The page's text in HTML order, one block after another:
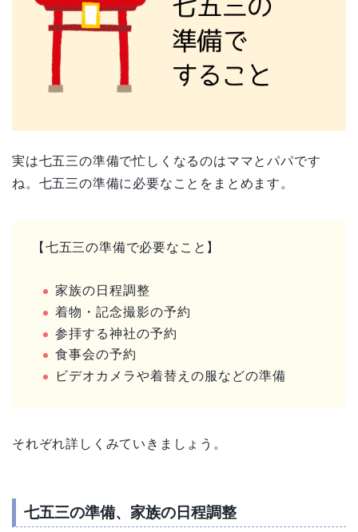
実は七五三の準備で忙しくなるのはママとパパです
ね。七五三の準備に必要なことをまとめます。
【七五三の準備で必要なこと】
家族の日程調整
着物・記念撮影の予約
参拝する神社の予約
食事会の予約
ビデオカメラや着替えの服などの準備
それぞれ詳しくみていきましょう。
七五三の準備、家族の日程調整